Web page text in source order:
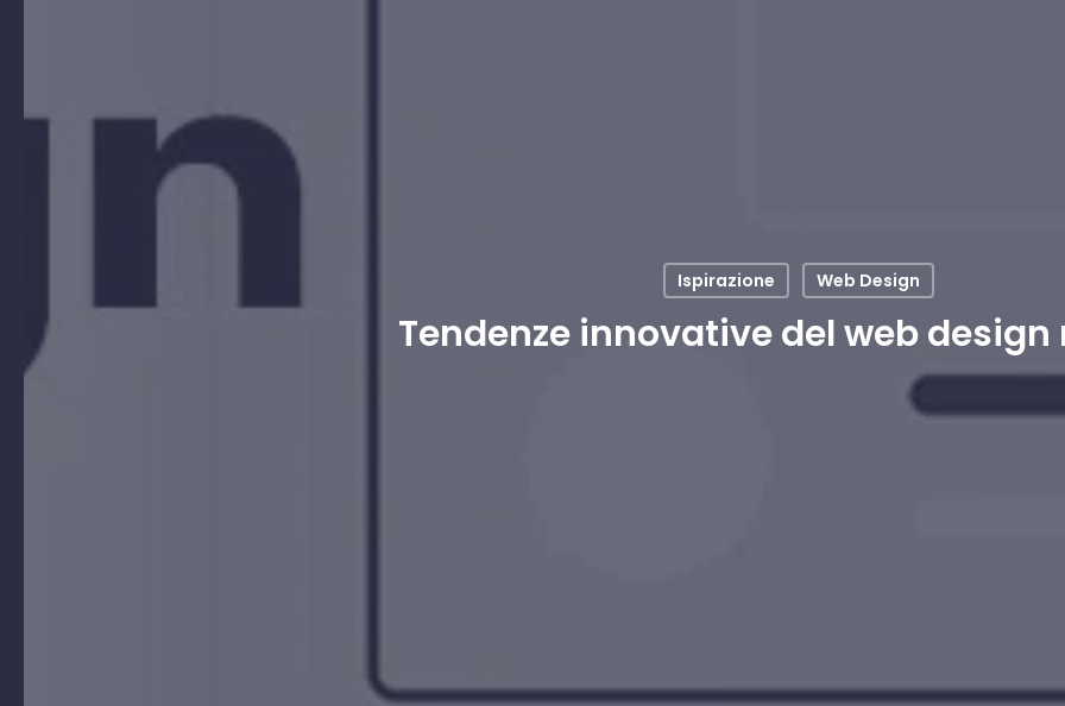
Ispirazione Web Design
Tendenze innovative del web design